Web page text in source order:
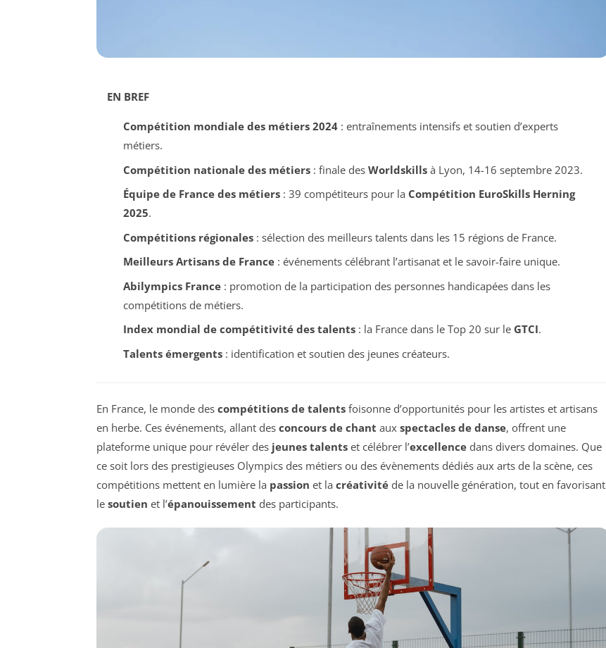
EN BREF
Compétition mondiale des métiers 2024: entraînements intensifs et soutien d’experts
métiers.
Compétition nationale des métiers: finale des Worldskillsà Lyon, 14-16 septembre 2023.
Équipe de France des métiers: 39 compétiteurs pour la Compétition EuroSkills Herning
2025.
Compétitions régionales: sélection des meilleurs talents dans les 15 régions de France.
Meilleurs Artisans de France: événements célébrant l’artisanat et le savoir-faire unique.
Abilympics France: promotion de la participation des personnes handicapées dans les
compétitions de métiers.
Index mondial de compétitivité des talents: la France dans le Top 20 sur le GTCI.
Talents émergents: identification et soutien des jeunes créateurs.
En France, le monde des compétitions de talents foisonne d’opportunités pour les artistes et artisans
en herbe. Ces événements, allant des concours de chant aux spectacles de danse, offrent une
plateforme unique pour révéler des jeunes talents et célébrer l’excellence dans divers domaines. Que
ce soit lors des prestigieuses Olympics des métiers ou des évènements dédiés aux arts de la scène, ces
compétitions mettent en lumière la passion et la créativité de la nouvelle génération, tout en favorisant
le soutien et l’épanouissement des participants.